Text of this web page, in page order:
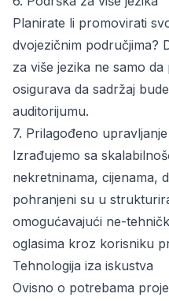
Planirate li promovirati
dvojezičnim područjima?
za više jezika ne samo
osigurava da sadržaj
auditorijumu.
7. Prilagođeno
Izrađujemo sa
nekretninama, cijenama,
pohranjeni su u
omogućavajući ne-
oglasima kroz korisniku
Tehnologija iza iskustva
Ovisno o potrebama